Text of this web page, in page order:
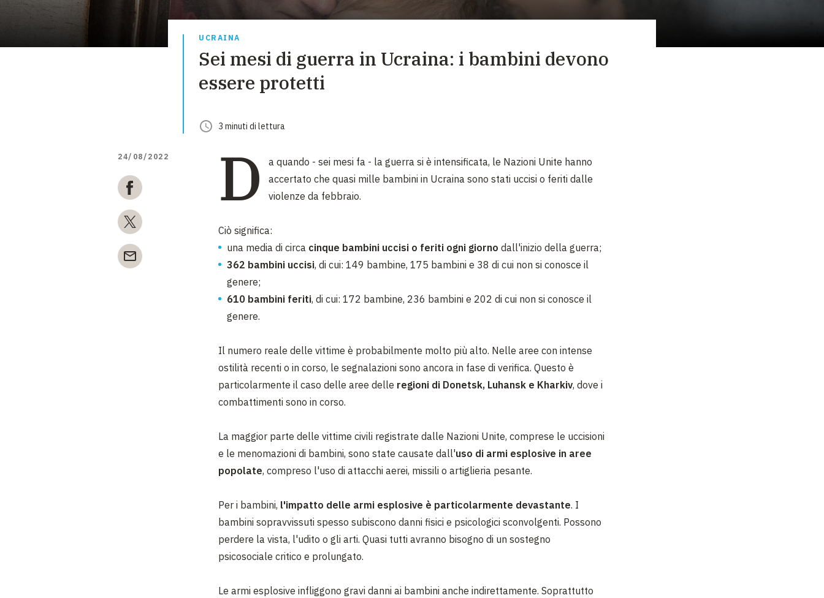
EMERGENZE
DIVERSI MODI PER DONARE. SCEGLI IL PIÙ
COMODO PER TE
UCRAINA
Sei mesi di guerra in Ucraina: i bambini devono
essere protetti
3 minuti di lettura
24/08/2022 D
a quando - sei mesi fa - la guerra si è intensificata, le Nazioni Unite hanno
accertato che quasi mille bambini in Ucraina sono stati uccisi o feriti dalle
violenze da febbraio.
Ciò significa:
una media di circa cinque bambini uccisi o feriti ogni giorno dall'inizio della guerra;
362 bambini uccisi, di cui: 149 bambine, 175 bambini e 38 di cui non si conosce il
genere;
610 bambini feriti, di cui: 172 bambine, 236 bambini e 202 di cui non si conosce il
genere.
Il numero reale delle vittime è probabilmente molto più alto. Nelle aree con intense
ostilità recenti o in corso, le segnalazioni sono ancora in fase di verifica. Questo è
particolarmente il caso delle aree delle regioni di Donetsk, Luhansk e Kharkiv, dove i
combattimenti sono in corso.
La maggior parte delle vittime civili registrate dalle Nazioni Unite, comprese le uccisioni
e le menomazioni di bambini, sono state causate dall'uso di armi esplosive in aree
popolate, compreso l'uso di attacchi aerei, missili o artiglieria pesante.
Per i bambini, l'impatto delle armi esplosive è particolarmente devastante. I
bambini sopravvissuti spesso subiscono danni fisici e psicologici sconvolgenti. Possono
perdere la vista, l'udito o gli arti. Quasi tutti avranno bisogno di un sostegno
psicosociale critico e prolungato.
Le armi esplosive infliggono gravi danni ai bambini anche indirettamente. Soprattutto